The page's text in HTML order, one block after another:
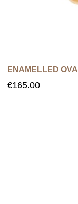
ENAMELLED
€165.00